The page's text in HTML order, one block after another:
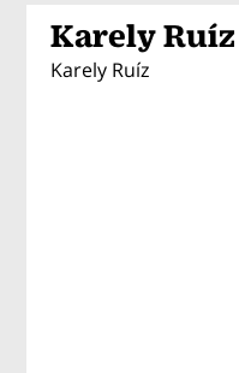
Karely Ruíz
Karely Ruíz